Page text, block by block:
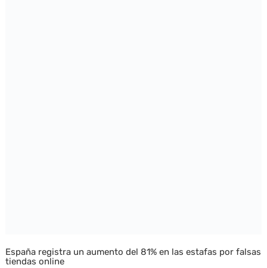
España registra un aumento del 81% en las estafas por falsas
tiendas online